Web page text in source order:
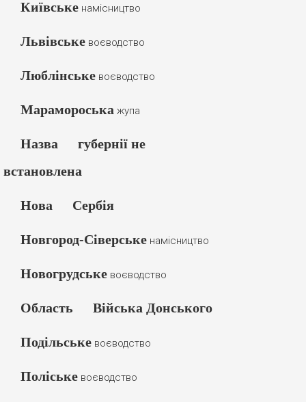
Київське намісництво
Львівське воєводство
Люблінське воєводство
Марамороська жупа
Назва
губернії не
встановлена
Нова Сербія
Новгород-Сіверське намісництво
Новогрудське воєводство
Область Війська Донського
Подільське воєводство
Поліське воєводство